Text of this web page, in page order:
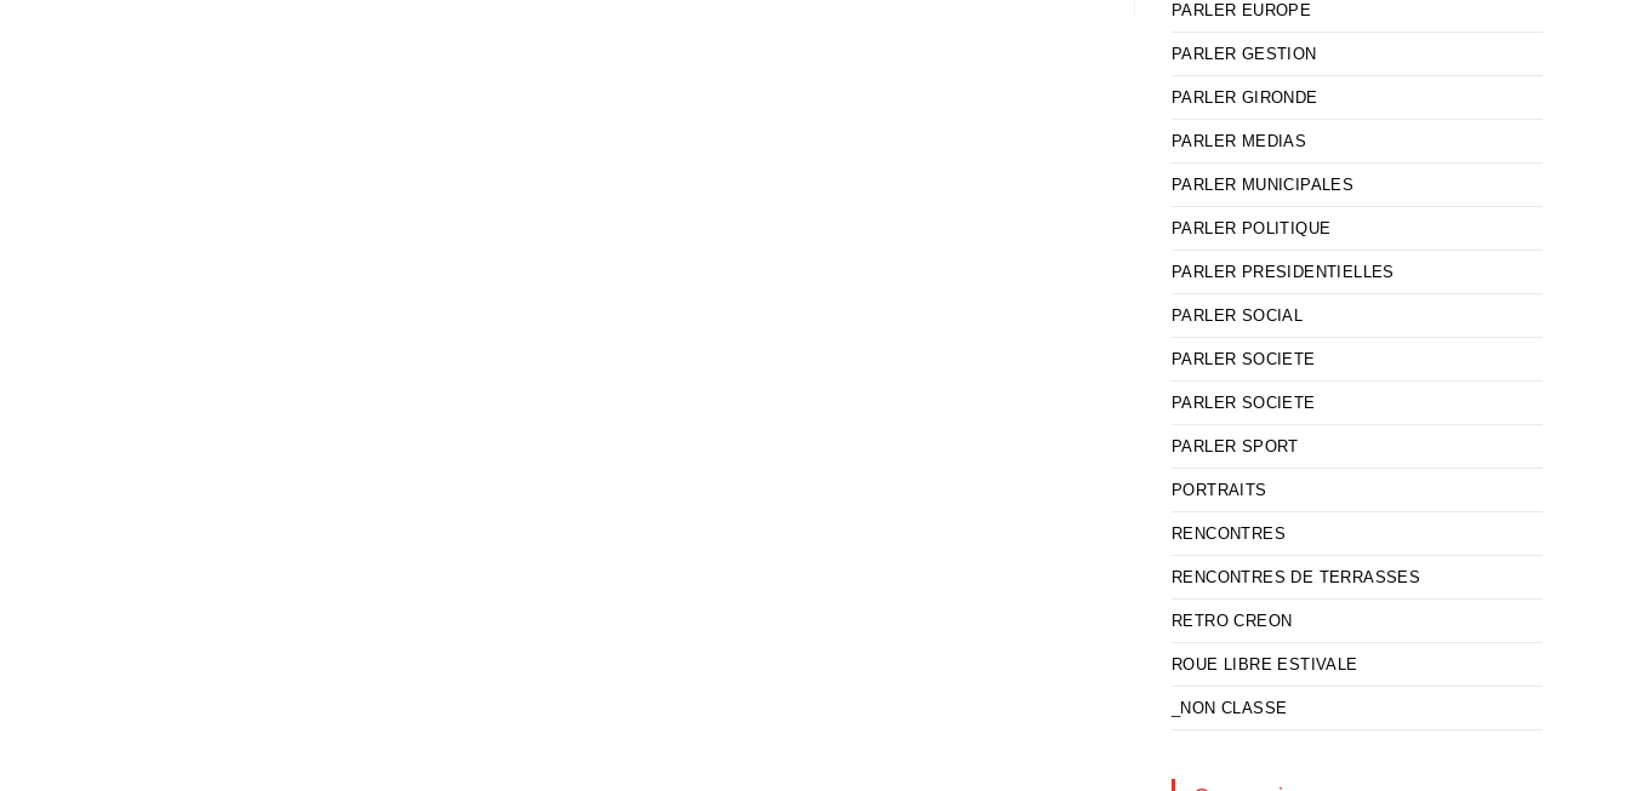
PARLER EUROPE
PARLER GESTION
PARLER GIRONDE
PARLER MEDIAS
PARLER MUNICIPALES
PARLER POLITIQUE
PARLER PRESIDENTIELLES
PARLER SOCIAL
PARLER SOCIETE
PARLER SOCIETE
PARLER SPORT
PORTRAITS
RENCONTRES
RENCONTRES DE TERRASSES
RETRO CREON
ROUE LIBRE ESTIVALE
_NON CLASSE